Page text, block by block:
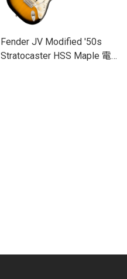
Fender JV Modified '50s
Stratocaster HSS Maple 電